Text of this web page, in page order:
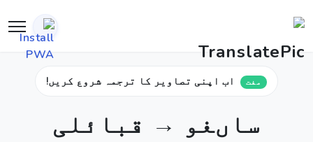
مفت اب اپنی تصاویر کا ترجمہ شروع کریں!
ساںغو → قبائلی